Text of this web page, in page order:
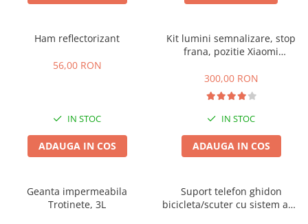
⬇ MARCI
➔ Kuba
PIESE DE SCHIMB
Baterii
Ham reflectorizant
56,00 RON
IN STOC
ADAUGA IN COS
Kit lumini semnalizare, stop
frana, pozitie Xiaomi
300,00 RON
IN STOC
ADAUGA IN COS
Geanta impermeabila
Trotinete, 3L
Suport telefon ghidon
bicicleta/scuter cu sistem anti